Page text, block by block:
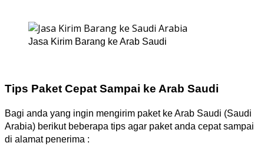
Jasa Kirim Barang ke Arab Saudi
Tips Paket Cepat Sampai ke Arab Saudi
Bagi anda yang ingin mengirim paket ke Arab Saudi (Saudi
Arabia) berikut beberapa tips agar paket anda cepat sampai
di alamat penerima :